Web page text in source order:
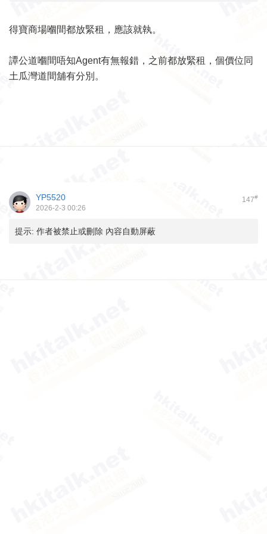
得寶商場嗰間都放緊租，應該就執。
譚公道嗰間唔知Agent有無報錯，之前都放緊租，個價位同
土瓜灣道間舖有分別。
147#
YP5520
2026-2-3 00:26
提示: 作者被禁止或刪除 內容自動屏蔽